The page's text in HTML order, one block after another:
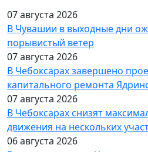
07 августа 2026
В Чувашии в выходные дни
порывистый ветер
07 августа 2026
В Чебоксарах завершено
капитального ремонта
07 августа 2026
В Чебоксарах снизят
движения на нескольких
06 августа 2026